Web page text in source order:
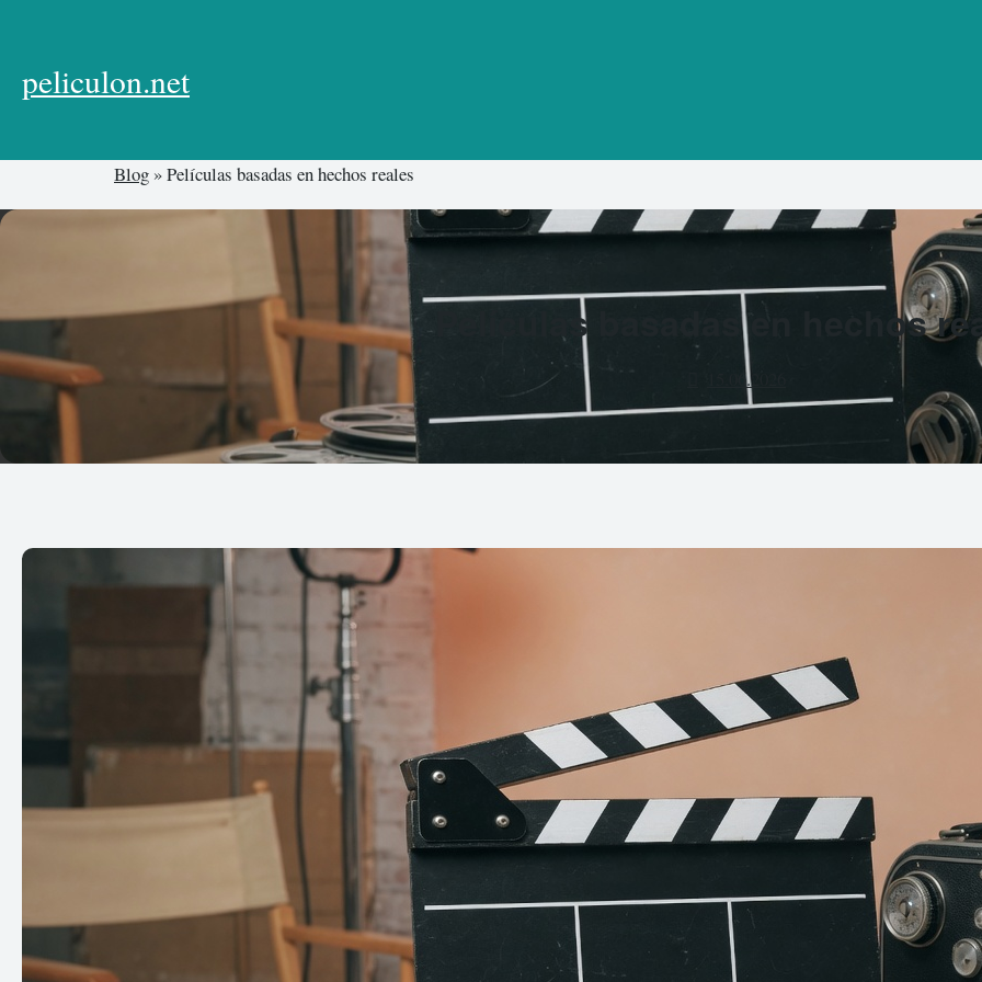
peliculon.net
Blog »Películas basadas en hechos reales
Películas basadas en hechos
15.06.2026